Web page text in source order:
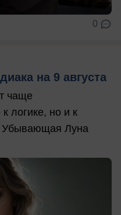
0
на 9 августа
чаще
логике, но и к
Убывающая Луна